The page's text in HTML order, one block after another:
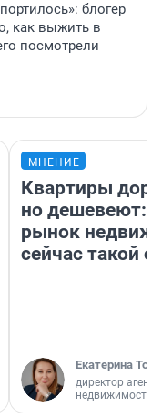
блогер
как выжить в
посмотрели
МНЕНИЕ
Квартиры
но дешевеют:
рынок
сейчас такой
Екатерина
директор
недвижимости